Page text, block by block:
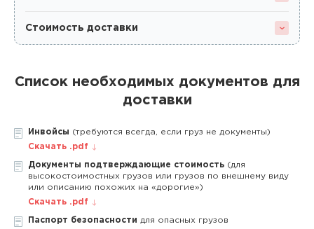
Стоимость доставки
Список необходимых документов для
доставки
Инвойсы (требуются всегда, если груз не документы)
Скачать .pdf
Документы подтверждающие стоимость (для
высокостоимостных грузов или грузов по внешнему виду
или описанию похожих на «дорогие»)
Скачать .pdf
Паспорт безопасности для опасных грузов